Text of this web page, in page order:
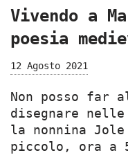
Vivendo a
poesia
12 Agosto 2021
Non posso far
disegnare nelle
la nonnina Jole
piccolo, ora a